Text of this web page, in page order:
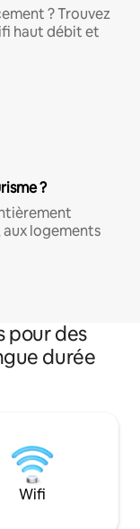
? Trouvez
haut débit et
?
aux logements
pour des
durée
Wifi